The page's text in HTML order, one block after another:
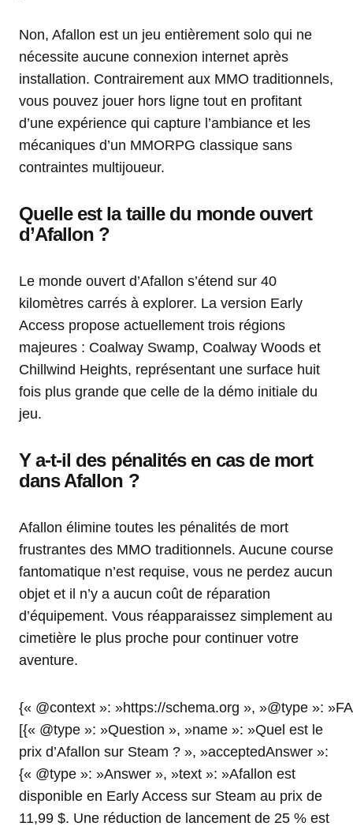
Non, Afallon est un jeu entièrement solo qui ne
nécessite aucune connexion internet après
installation. Contrairement aux MMO traditionnels,
vous pouvez jouer hors ligne tout en profitant
d’une expérience qui capture l’ambiance et les
mécaniques d’un MMORPG classique sans
contraintes multijoueur.
Quelle est la taille du monde ouvert
d’Afallon ?
Le monde ouvert d’Afallon s’étend sur 40
kilomètres carrés à explorer. La version Early
Access propose actuellement trois régions
majeures : Coalway Swamp, Coalway Woods et
Chillwind Heights, représentant une surface huit
fois plus grande que celle de la démo initiale du
jeu.
Y a-t-il des pénalités en cas de mort
dans Afallon ?
Afallon élimine toutes les pénalités de mort
frustrantes des MMO traditionnels. Aucune course
fantomatique n’est requise, vous ne perdez aucun
objet et il n’y a aucun coût de réparation
d’équipement. Vous réapparaissez simplement au
cimetière le plus proche pour continuer votre
aventure.
{« @context »: »https://schema.org », »@type »:
[{« @type »: »Question », »name »: »Quel est le
prix d’Afallon sur Steam ? », »acceptedAnswer »:
{« @type »: »Answer », »text »: »Afallon est
disponible en Early Access sur Steam au prix de
11,99 $. Une réduction de lancement de 25 % est